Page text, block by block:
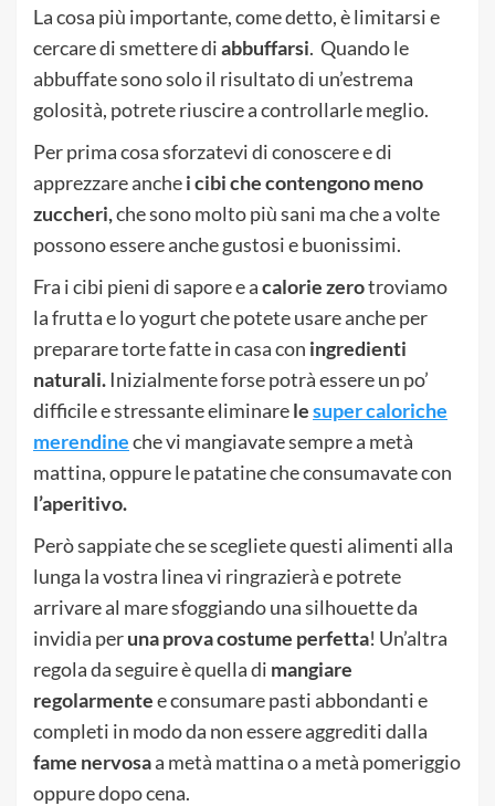
La cosa più importante, come detto, è limitarsi e
cercare di smettere diabbuffarsi. Quando le
abbuffate sono solo il risultato di un’estrema
golosità, potrete riuscire a controllarle meglio.
Per prima cosa sforzatevi di conoscere e di
apprezzare anchei cibi che contengono meno
zuccheri,che sono molto più sani ma che a volte
possono essere anche gustosi e buonissimi.
Fra i cibi pieni di sapore e acalorie zerotroviamo
la frutta e lo yogurt che potete usare anche per
preparare torte fatte in casa con ingredienti
naturali. Inizialmente forse potrà essere un po’
difficile e stressante eliminarelesuper caloriche
merendineche vi mangiavate sempre a metà
mattina, oppure le patatine che consumavate con
l’aperitivo.
Però sappiate che se scegliete questi alimenti alla
lunga la vostra linea vi ringrazierà e potrete
arrivare al mare sfoggiando una silhouette da
invidia peruna prova costume perfetta! Un’altra
regola da seguire è quella di mangiare
regolarmentee consumare pasti abbondanti e
completi in modo da non essere aggrediti dalla
fame nervosaa metà mattina o a metà pomeriggio
oppure dopo cena.